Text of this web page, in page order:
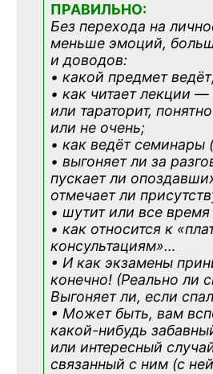
ПРАВИЛЬНО:
Без перехода на
меньше эмоций,
и доводов:
• какой предмет
• как читает лекции —
или тараторит, понятно
или не очень;
• как ведёт семинары
• выгоняет ли за
пускает ли
отмечает ли
• шутит или все
• как относится к
консультациям»…
• И как экзамены
конечно! (Реально ли
Выгоняет ли, если
• Может быть, вам
какой-нибудь
или интересный
связанный с ним (с